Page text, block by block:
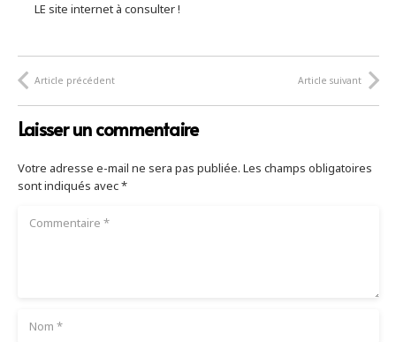
LE site internet à consulter !
Article précédent Article suivant
Laisser un commentaire
Votre adresse e-mail ne sera pas publiée. Les champs obligatoires
sont indiqués avec*